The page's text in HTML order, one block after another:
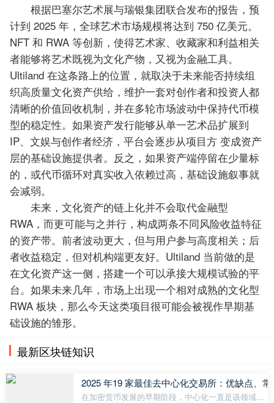
根据巴塞尔艺术展与瑞银集团联合发布的报告，预
计到 2025 年，全球艺术市场规模将达到 750 亿美元。
NFT 和 RWA 等创新，使得艺术家、收藏家和利益相关
者能够将艺术既视为文化产物，又视为金融工具。
Ultiland 在这条路上的位置，就取决于未来能否持续组
织高质量文化资产供给，维护一套对创作者和投资人都
清晰的价值回收机制，并在多轮市场波动中保持代币模
型的稳定性。如果资产发行能够从单一艺术品扩展到
IP、文娱与创作者经济，平台会逐步从项目方 变成资产
层的基础设施提供者。反之，如果资产端停留在少量标
的，或代币循环对真实收入依赖过高，基础设施叙事就
会减弱。
未来，文化资产的链上化并不会取代金融型
RWA，而更可能与之并行，构成两条不同风险收益特征
的资产带。前者波动更大，但与用户参与高度相关；后
者收益稳定，但对机构端更友好。Ultiland 当前做的是
在文化资产这一侧，搭建一个可以承接大规模试验的平
台。如果未来几年，市场上出现一个相对成熟的文化型
RWA 板块，那么今天这类项目很可能会被视作早期基
础设施的雏形。
最新区块链知识
2025 年19 家最佳去中心化交易所：优缺点、
在加密货币发展的早期阶段，中心化一直是该领域的